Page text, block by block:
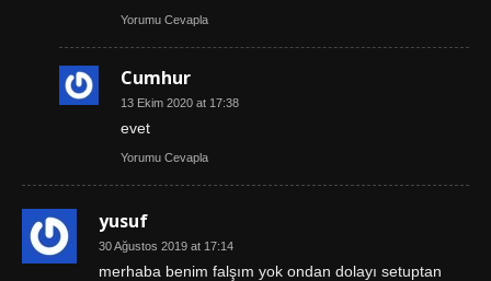
Yorumu Cevapla
Cumhur
13 Ekim 2020 at 17:38
evet
Yorumu Cevapla
yusuf
30 Ağustos 2019 at 17:14
merhaba benim falşım yok ondan dolayı setuptan